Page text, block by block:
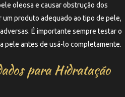
oleosa e causar obstrução dos
produto adequado ao tipo de pele,
É importante sempre testar o
pele antes de usá-lo completamente.
para Hidratação